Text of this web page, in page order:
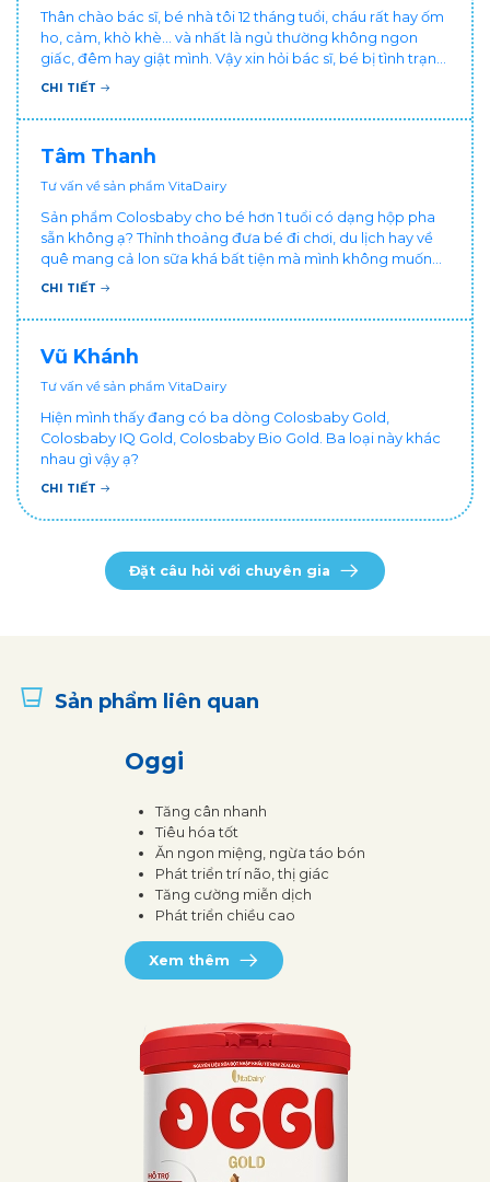
Thân chào bác sĩ, bé nhà tôi 12 tháng tuổi, cháu rất hay ốm
ho, cảm, khò khè... và nhất là ngủ thường không ngon
giấc, đêm hay giật mình. Vậy xin hỏi bác sĩ, bé bị tình trạng
vậy nên làm sao để con khỏe mạnh và ngủ ngon giấc hơn
chăm cháu hay ốm ạ?. Cảm ơn bác sĩ.
CHI TIẾT
Tâm Thanh
Tư vấn về sản phẩm VitaDairy
Sản phẩm Colosbaby cho bé hơn 1 tuổi có dạng hộp pha
sẵn không ạ? Thỉnh thoảng đưa bé đi chơi, du lịch hay về
quê mang cả lon sữa khá bất tiện mà mình không muốn
đổi cho bé dùng sữa tươi hộp khác sợ bé nạ sữa ảnh
CHI TIẾT
Vũ Khánh
Tư vấn về sản phẩm VitaDairy
Hiện mình thấy đang có ba dòng Colosbaby Gold,
Colosbaby IQ Gold, Colosbaby Bio Gold. Ba loại này khác
nhau gì vậy ạ?
CHI TIẾT
Đặt câu hỏi với chuyên gia
Sản phẩm liên quan
Oggi
Tăng cân nhanh
Tiêu hóa tốt
Ăn ngon miệng, ngừa táo bón
Phát triển trí não, thị giác
Tăng cường miễn dịch
Phát triển chiều cao
Xem thêm